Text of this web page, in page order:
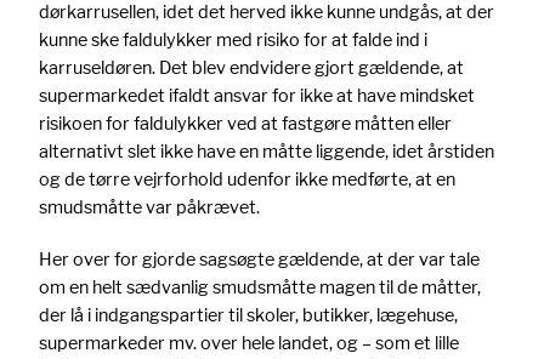
dørkarrusellen, idet det herved ikke kunne undgås, at der
kunne ske faldulykker med risiko for at falde ind i
karruseldøren. Det blev endvidere gjort gældende, at
supermarkedet ifaldt ansvar for ikke at have mindsket
risikoen for faldulykker ved at fastgøre måtten eller
alternativt slet ikke have en måtte liggende, idet årstiden
og de tørre vejrforhold udenfor ikke medførte, at en
smudsmåtte var påkrævet.
Her over for gjorde sagsøgte gældende, at der var tale
om en helt sædvanlig smudsmåtte magen til de måtter,
der lå i indgangspartier til skoler, butikker, lægehuse,
supermarkeder mv. over hele landet, og – som et lille